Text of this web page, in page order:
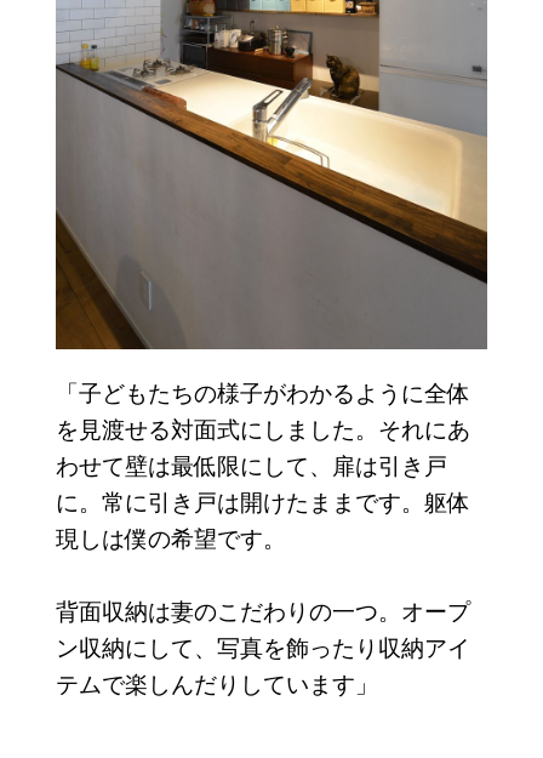
「子どもたちの様子がわかるように全体
を見渡せる対面式にしました。それにあ
わせて壁は最低限にして、扉は引き戸
に。常に引き戸は開けたままです。躯体
現しは僕の希望です。
背面収納は妻のこだわりの一つ。オープ
ン収納にして、写真を飾ったり収納アイ
テムで楽しんだりしています」